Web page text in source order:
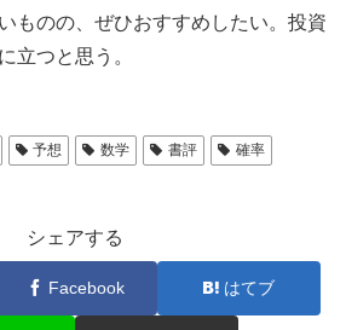
ものの、ぜひおすすめしたい。投資
立つと思う。
予想 数学 書評
確率
シェアする
Facebook はてブ